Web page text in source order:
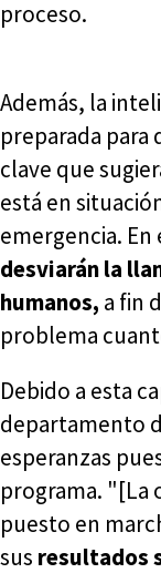
proceso.
Además, la
preparada para
clave que
está en
emergencia. En
desviarán la
humanos, a fin
problema
Debido a esta
departamento
esperanzas
programa. "[La
puesto en
sus resultados